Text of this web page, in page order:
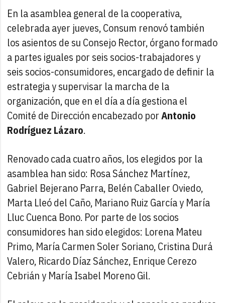
En la asamblea general de la cooperativa,
celebrada ayer jueves, Consum renovó también
los asientos de su Consejo Rector, órgano formado
a partes iguales por seis socios-trabajadores y
seis socios-consumidores, encargado de definir la
estrategia y supervisar la marcha de la
organización, que en el día a día gestiona el
Comité de Dirección encabezado porAntonio
Rodríguez Lázaro.
Renovado cada cuatro años, los elegidos por la
asamblea han sido: Rosa Sánchez Martínez,
Gabriel Bejerano Parra, Belén Caballer Oviedo,
Marta Lleó del Caño, Mariano Ruiz García y María
Lluc Cuenca Bono. Por parte de los socios
consumidores han sido elegidos: Lorena Mateu
Primo, María Carmen Soler Soriano, Cristina Durá
Valero, Ricardo Díaz Sánchez, Enrique Cerezo
Cebrián y María Isabel Moreno Gil.